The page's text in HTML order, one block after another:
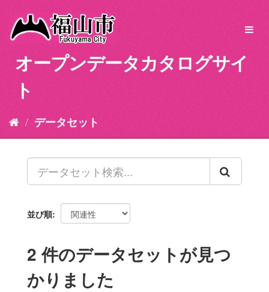
オープンデータカタログサイ
ト
データセット
並び順
2 件のデータセットが見つ
かりました